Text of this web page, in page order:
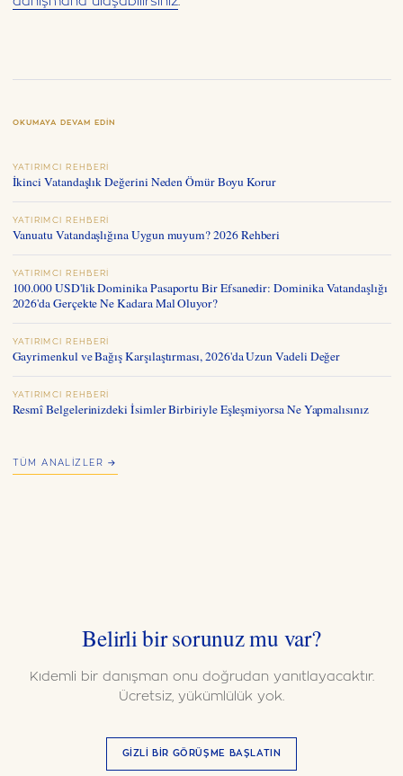
OKUMAYA DEVAM EDIN
YATIRIMCI REHBERI
İkinci Vatandaşlık Değerini Neden Ömür Boyu Korur
YATIRIMCI REHBERI
Vanuatu Vatandaşlığına Uygun muyum? 2026 Rehberi
YATIRIMCI REHBERI
100.000 USD'lik Dominika Pasaportu Bir Efsanedir: Dominika Vatandaşlığı
2026'da Gerçekte Ne Kadara Mal Oluyor?
YATIRIMCI REHBERI
Gayrimenkul ve Bağış Karşılaştırması, 2026'da Uzun Vadeli Değer
YATIRIMCI REHBERI
Resmî Belgelerinizdeki İsimler Birbiriyle Eşleşmiyorsa Ne Yapmalısınız
TÜM ANALIZLER →
Belirli bir sorunuz mu var?
Kıdemli bir danışman onu doğrudan yanıtlayacaktır.
Ücretsiz, yükümlülük yok.
GIZLI BIR GÖRÜŞME BAŞLATIN